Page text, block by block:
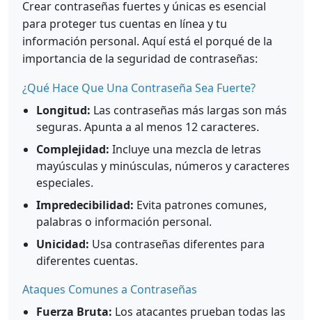
Crear contraseñas fuertes y únicas es esencial
para proteger tus cuentas en línea y tu
información personal. Aquí está el porqué de la
importancia de la seguridad de contraseñas:
¿Qué Hace Que Una Contraseña Sea Fuerte?
Longitud: Las contraseñas más largas son más
seguras. Apunta a al menos 12 caracteres.
Complejidad: Incluye una mezcla de letras
mayúsculas y minúsculas, números y caracteres
especiales.
Impredecibilidad: Evita patrones comunes,
palabras o información personal.
Unicidad: Usa contraseñas diferentes para
diferentes cuentas.
Ataques Comunes a Contraseñas
Fuerza Bruta: Los atacantes prueban todas las